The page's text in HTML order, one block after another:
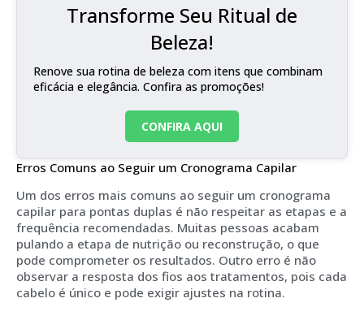
Transforme Seu Ritual de
Beleza!
Renove sua rotina de beleza com itens que combinam
eficácia e elegância. Confira as promoções!
CONFIRA AQUI
Erros Comuns ao Seguir um Cronograma Capilar
Um dos erros mais comuns ao seguir um cronograma
capilar para pontas duplas é não respeitar as etapas e a
frequência recomendadas. Muitas pessoas acabam
pulando a etapa de nutrição ou reconstrução, o que
pode comprometer os resultados. Outro erro é não
observar a resposta dos fios aos tratamentos, pois cada
cabelo é único e pode exigir ajustes na rotina.